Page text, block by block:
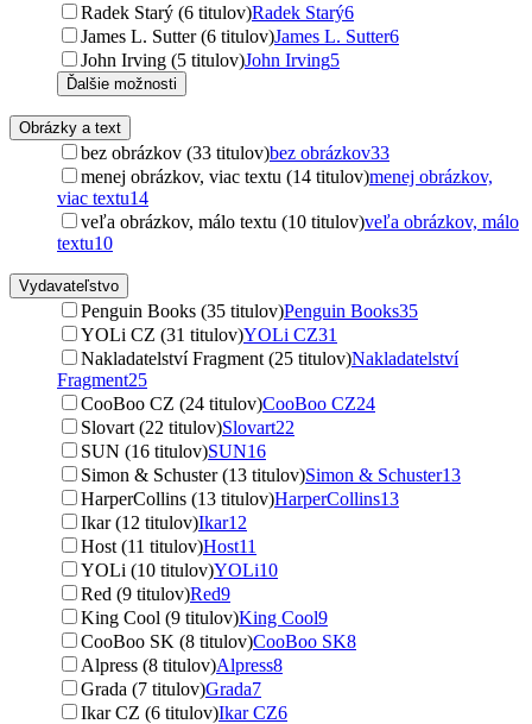
Radek Starý (6 titulov)Radek Starý6
James L. Sutter (6 titulov)James L. Sutter6
John Irving (5 titulov)John Irving5
Ďalšie možnosti
Obrázky a text
bez obrázkov (33 titulov)bez obrázkov33
menej obrázkov, viac textu (14 titulov)menej obrázkov,
viac textu14
veľa obrázkov, málo textu (10 titulov)veľa obrázkov, málo
textu10
Vydavateľstvo
Penguin Books (35 titulov)Penguin Books35
YOLi CZ (31 titulov)YOLi CZ31
Nakladatelství Fragment (25 titulov)Nakladatelství
Fragment25
CooBoo CZ (24 titulov)CooBoo CZ24
Slovart (22 titulov)Slovart22
SUN (16 titulov)SUN16
Simon & Schuster (13 titulov)Simon & Schuster13
HarperCollins (13 titulov)HarperCollins13
Ikar (12 titulov)Ikar12
Host (11 titulov)Host11
YOLi (10 titulov)YOLi10
Red (9 titulov)Red9
King Cool (9 titulov)King Cool9
CooBoo SK (8 titulov)CooBoo SK8
Alpress (8 titulov)Alpress8
Grada (7 titulov)Grada7
Ikar CZ (6 titulov)Ikar CZ6